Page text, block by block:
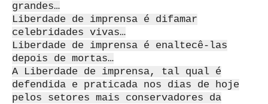
grandes…
Liberdade de imprensa é difamar
celebridades vivas…
Liberdade de imprensa é enaltecê-las
depois de mortas…
A Liberdade de imprensa, tal qual é
defendida e praticada nos dias de hoje
pelos setores mais conservadores da